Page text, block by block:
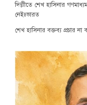
দিল্লীতে শেখ হাসিনার
নেইঃভারত
শেখ হাসিনার বক্তব্য প্রচার